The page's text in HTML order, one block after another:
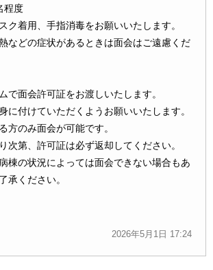
程度
着用、手指消毒をお願いいたします。
症状があるときは面会はご遠慮くだ
で面会許可証をお渡しいたします。
に付けていただくようお願いいたします。
方のみ面会が可能です。
次第、許可証は必ず返却してください。
棟の状況によっては面会できない場合もあ
承ください。
2026年5月1日 17:24